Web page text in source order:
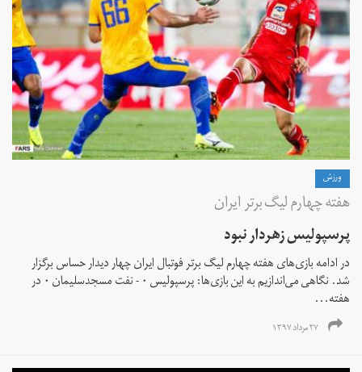
ورزش
هفته چهارم لیگ برتر ایران
پرسپولیس زهردار نبود
در ادامه بازی‌های هفته چهارم لیگ برتر فوتبال ایران چهار دیدار حساس برگزار
شد. نگاهی می‌اندازیم به این بازی‌ها: پرسپولیس ۰ - نفت مسجدسلیمان ۰ در
هفته...
۲۷ مرداد ۱۳۹۷